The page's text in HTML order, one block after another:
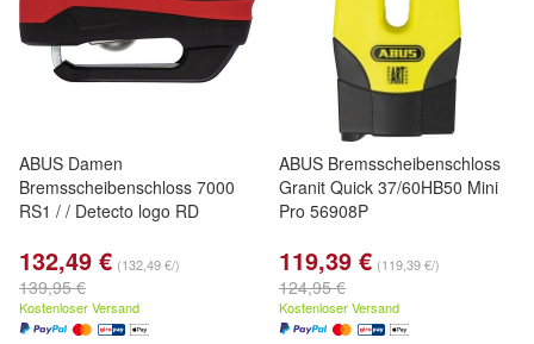
ABUS Damen
Bremsscheibenschloss 7000
RS1 / / Detecto logo RD
132,49 € (132,49 €/)
139,95 €
Kostenloser Versand
ABUS Bremsscheibenschloss
Granit Quick 37/60HB50 Mini
Pro 56908P
119,39 € (119,39 €/)
124,95 €
Kostenloser Versand